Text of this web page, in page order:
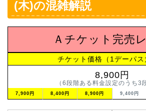
(木)の混雑解説
Ａチケット完売
チケット価格（1デーパス
8,900円
（6段階ある料金設定のうち3
7,900円 8,400円 8,900円 9,400円